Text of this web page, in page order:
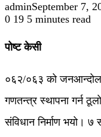
adminSeptember 7,
0 19 5 minutes read
पोष्ट केसी
०६२/०६३ को
गणतन्त्र स्थापना गर्न
संविधान निर्माण भयो।